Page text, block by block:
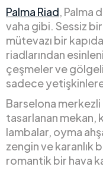
Palma Riad, Palma
vaha gibi. Sessiz
mütevazı bir
riadlarından
çeşmeler ve
sadece yetişkinlere
Barselona
tasarlanan mekan,
lambalar, oyma
zengin ve karanlık
romantik bir hava